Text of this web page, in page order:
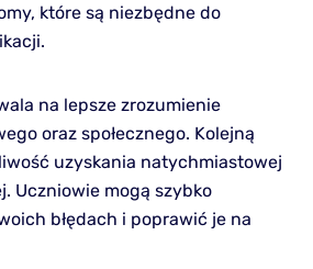
które są niezbędne do
na lepsze zrozumienie
oraz społecznego. Kolejną
uzyskania natychmiastowej
Uczniowie mogą szybko
błędach i poprawić je na